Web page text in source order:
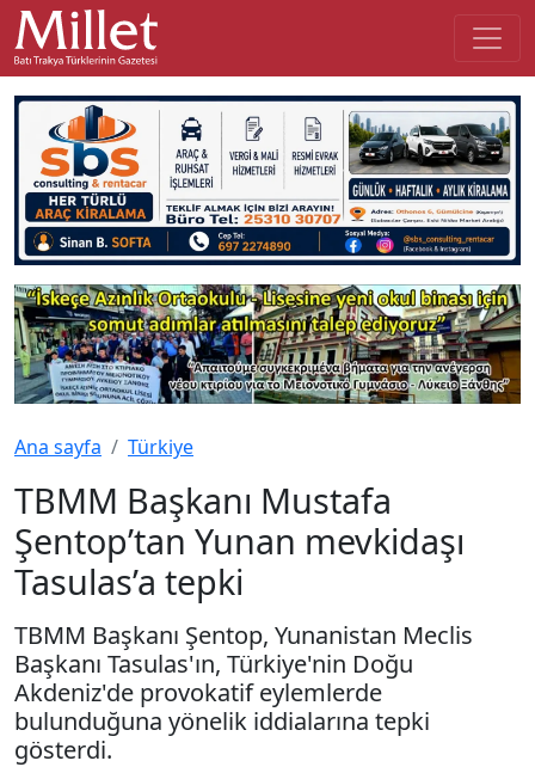
Ana sayfa Türkiye
TBMM Başkanı Mustafa
Şentop’tan Yunan mevkidaşı
Tasulas’a tepki
TBMM Başkanı Şentop, Yunanistan Meclis
Başkanı Tasulas'ın, Türkiye'nin Doğu
Akdeniz'de provokatif eylemlerde
bulunduğuna yönelik iddialarına tepki
gösterdi.